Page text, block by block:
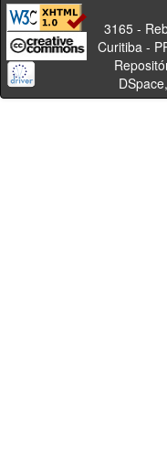
Av.
3165 -